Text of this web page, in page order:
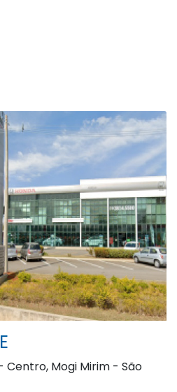
Centro, Mogi Mirim - São